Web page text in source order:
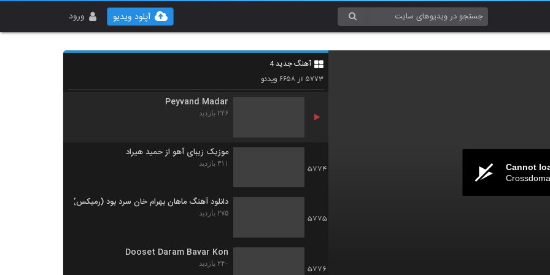
ورود آپلود ویدیو
Cannot
آهنگ جدید 4
۵۷۷۳ از ۶۶۵۸ویدئو
5772
مرتضی بهزاد آهنگ حس قشنگ
Peyvand Madar
۲۴۶ بازدید
5774
موزیک زیبای آهو از حمید هیراد
۳۱۱ بازدید
5775
دانلود آهنگ ماهان بهرام خان سرد بود (رمیکس)
۲۷۵ بازدید
5776
Dooset Daram Bavar Kon
۲۴۰ بازدید